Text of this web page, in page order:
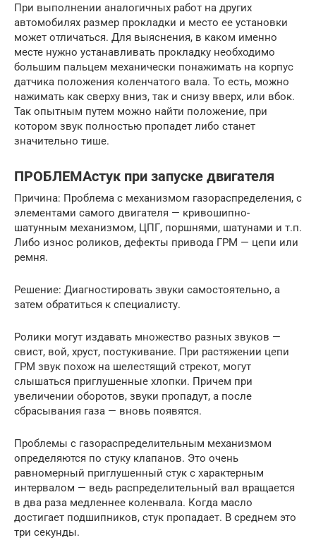
При выполнении аналогичных работ на других
автомобилях размер прокладки и место ее установки
может отличаться. Для выяснения, в каком именно
месте нужно устанавливать прокладку необходимо
большим пальцем механически понажимать на корпус
датчика положения коленчатого вала. То есть, можно
нажимать как сверху вниз, так и снизу вверх, или вбок.
Так опытным путем можно найти положение, при
котором звук полностью пропадет либо станет
значительно тише.
ПРОБЛЕМАстук при запуске двигателя
Причина: Проблема с механизмом газораспределения, с
элементами самого двигателя — кривошипно-
шатунным механизмом, ЦПГ, поршнями, шатунами и т.п.
Либо износ роликов, дефекты привода ГРМ — цепи или
ремня.
Решение: Диагностировать звуки самостоятельно, а
затем обратиться к специалисту.
Ролики могут издавать множество разных звуков —
свист, вой, хруст, постукивание. При растяжении цепи
ГРМ звук похож на шелестящий стрекот, могут
слышаться приглушенные хлопки. Причем при
увеличении оборотов, звуки пропадут, а после
сбрасывания газа — вновь появятся.
Проблемы с газораспределительным механизмом
определяются по стуку клапанов. Это очень
равномерный приглушенный стук с характерным
интервалом — ведь распределительный вал вращается
в два раза медленнее коленвала. Когда масло
достигает подшипников, стук пропадает. В среднем это
три секунды.